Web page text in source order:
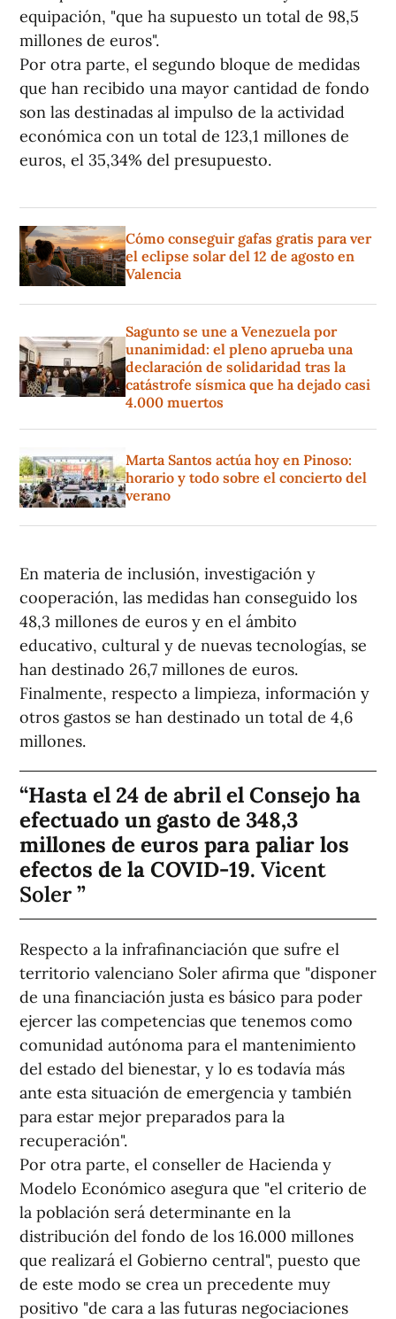
equipación, "que ha supuesto un total de 98,5
millones de euros".
Por otra parte, el segundo bloque de medidas
que han recibido una mayor cantidad de fondo
son las destinadas al impulso de la actividad
económica con un total de 123,1 millones de
euros, el 35,34% del presupuesto.
Cómo conseguir gafas gratis para ver
el eclipse solar del 12 de agosto en
Valencia
Sagunto se une a Venezuela por
unanimidad: el pleno aprueba una
declaración de solidaridad tras la
catástrofe sísmica que ha dejado casi
4.000 muertos
Marta Santos actúa hoy en Pinoso:
horario y todo sobre el concierto del
verano
En materia de inclusión, investigación y
cooperación, las medidas han conseguido los
48,3 millones de euros y en el ámbito
educativo, cultural y de nuevas tecnologías, se
han destinado 26,7 millones de euros.
Finalmente, respecto a limpieza, información y
otros gastos se han destinado un total de 4,6
millones.
Hasta el 24 de abril el Consejo ha
efectuado un gasto de 348,3
millones de euros para paliar los
efectos de la COVID-19. Vicent
Soler
Respecto a la infrafinanciación que sufre el
territorio valenciano Soler afirma que "disponer
de una financiación justa es básico para poder
ejercer las competencias que tenemos como
comunidad autónoma para el mantenimiento
del estado del bienestar, y lo es todavía más
ante esta situación de emergencia y también
para estar mejor preparados para la
recuperación".
Por otra parte, el conseller de Hacienda y
Modelo Económico asegura que "el criterio de
la población será determinante en la
distribución del fondo de los 16.000 millones
que realizará el Gobierno central", puesto que
de este modo se crea un precedente muy
positivo "de cara a las futuras negociaciones